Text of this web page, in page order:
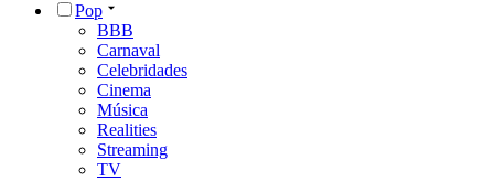
Pop
BBB
Carnaval
Celebridades
Cinema
Música
Realities
Streaming
TV